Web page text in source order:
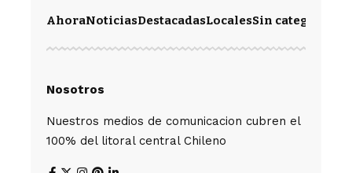
AhoraNoticiasDestacadasLocalesSin categoría
Nosotros
Nuestros medios de comunicacion cubren el
100% del litoral central Chileno